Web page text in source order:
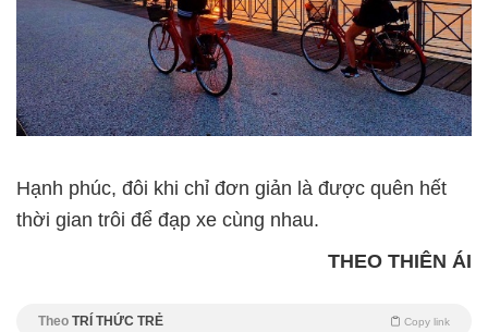
Hạnh phúc, đôi khi chỉ đơn giản là được quên hết
thời gian trôi để đạp xe cùng nhau.
THEO THIÊN ÁI
Theo TRÍ THỨC TRẺ Copy link